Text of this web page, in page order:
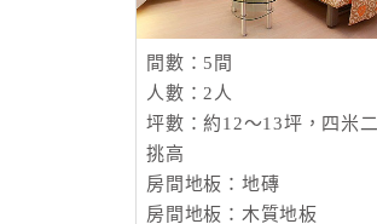
間數：5間
人數：2人
坪數：約12～13坪，四米二
挑高
房間地板：地磚
房間地板：木質地板